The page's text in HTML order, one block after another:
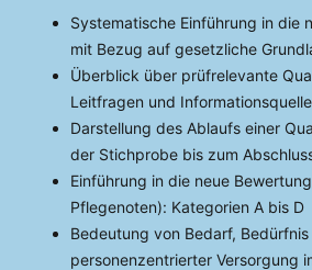
Systematische Einführung in die
mit Bezug auf gesetzliche
Überblick über prüfrelevante
Leitfragen und
Darstellung des Ablaufs einer
der Stichprobe bis zum
Einführung in die neue
Pflegenoten): Kategorien A bis D
Bedeutung von Bedarf, Bedürfnis
personenzentrierter Versorgung